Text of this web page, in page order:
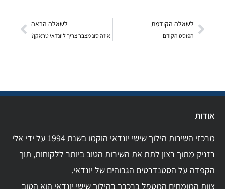
לשאלה הקודמת
הפוסט הקודם
לשאלה הבאה
איזה סוג מצבר צריך ליונדאי טראקן?
אודות
מרכזי השירות הילוך שישי יונדאי הוקמו בשנת 1994 על ידי אלי
רזניק מתוך רצון לתת את השירות הטוב ביותר ללקוחות, תוך
הקפדה על הסטנדרטים הגבוהים של יונדאי.
צוות המומחים המטפל ברכבך בהילוך שישי יונדאי הוא הטוב